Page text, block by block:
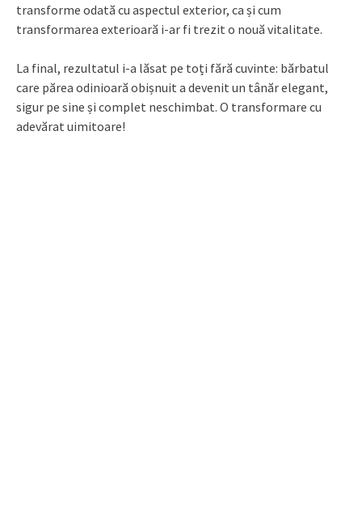
transforme odată cu aspectul exterior, ca și cum
transformarea exterioară i-ar fi trezit o nouă vitalitate.
La final, rezultatul i-a lăsat pe toți fără cuvinte: bărbatul
care părea odinioară obișnuit a devenit un tânăr elegant,
sigur pe sine și complet neschimbat. O transformare cu
adevărat uimitoare!